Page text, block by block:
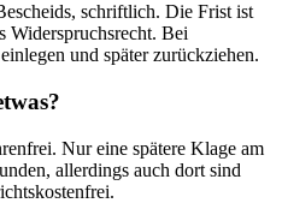
schriftlich. Die Frist ist
Widerspruchsrecht. Bei
und später zurückziehen.
Nur eine spätere Klage am
allerdings auch dort sind